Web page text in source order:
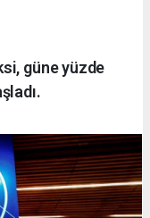
güne yüzde